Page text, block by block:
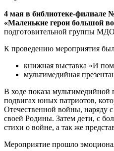
4 мая в библиотеке-филиале
«Маленькие герои большой
подготовительной группы
К проведению мероприятия
книжная выставка «И
мультимедийная
В ходе показа мультимедийной
подвигах юных патриотов,
Отечественной войны, наряду
своей Родины. Затем дети, с
стихи о войне, а так же
Мероприятие прошло